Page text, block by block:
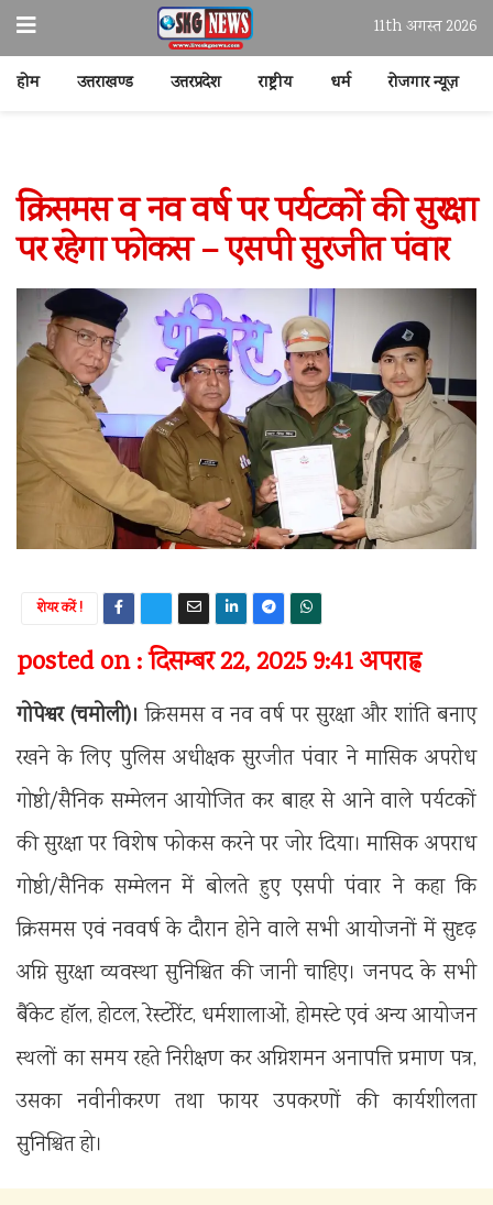
11th अगस्त 2026
होम उत्तराखण्ड उत्तरप्रदेश राष्ट्रीय धर्म रोजगार न्यूज़
क्रिसमस व नव वर्ष पर पर्यटकों की सुरक्षा
पर रहेगा फोकस – एसपी सुरजीत पंवार
शेयर करें !
posted on : दिसम्बर 22, 2025 9:41 अपराह्न
गोपेश्वर (चमोली)। क्रिसमस व नव वर्ष पर सुरक्षा और शांति बनाए
रखने के लिए पुलिस अधीक्षक सुरजीत पंवार ने मासिक अपरोध
गोष्ठी/सैनिक सम्मेलन आयोजित कर बाहर से आने वाले पर्यटकों
की सुरक्षा पर विशेष फोकस करने पर जोर दिया। मासिक अपराध
गोष्ठी/सैनिक सम्मेलन में बोलते हुए एसपी पंवार ने कहा कि
क्रिसमस एवं नववर्ष के दौरान होने वाले सभी आयोजनों में सुदृढ़
अग्नि सुरक्षा व्यवस्था सुनिश्चित की जानी चाहिए। जनपद के सभी
बैंकेट हॉल, होटल, रेस्टोरेंट, धर्मशालाओं, होमस्टे एवं अन्य आयोजन
स्थलों का समय रहते निरीक्षण कर अग्निशमन अनापत्ति प्रमाण पत्र,
उसका नवीनीकरण तथा फायर उपकरणों की कार्यशीलता
सुनिश्चित हो।